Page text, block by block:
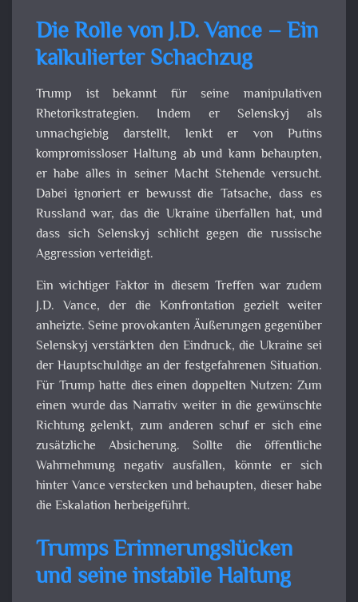
Die Rolle von J.D. Vance – Ein
kalkulierter Schachzug
Trump ist bekannt für seine manipulativen
Rhetorikstrategien. Indem er Selenskyj als
unnachgiebig darstellt, lenkt er von Putins
kompromissloser Haltung ab und kann behaupten,
er habe alles in seiner Macht Stehende versucht.
Dabei ignoriert er bewusst die Tatsache, dass es
Russland war, das die Ukraine überfallen hat, und
dass sich Selenskyj schlicht gegen die russische
Aggression verteidigt.
Ein wichtiger Faktor in diesem Treffen war zudem
J.D. Vance, der die Konfrontation gezielt weiter
anheizte. Seine provokanten Äußerungen gegenüber
Selenskyj verstärkten den Eindruck, die Ukraine sei
der Hauptschuldige an der festgefahrenen Situation.
Für Trump hatte dies einen doppelten Nutzen: Zum
einen wurde das Narrativ weiter in die gewünschte
Richtung gelenkt, zum anderen schuf er sich eine
zusätzliche Absicherung. Sollte die öffentliche
Wahrnehmung negativ ausfallen, könnte er sich
hinter Vance verstecken und behaupten, dieser habe
die Eskalation herbeigeführt.
Trumps Erinnerungslücken
und seine instabile Haltung